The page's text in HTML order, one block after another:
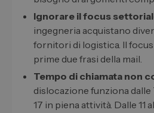
Ignorare il focus
ingegneria acquistano
fornitori di logistica. Il
prime due frasi della mail.
Tempo di chiamata non
dislocazione funziona dalle
17 in piena attività. Dalle 11